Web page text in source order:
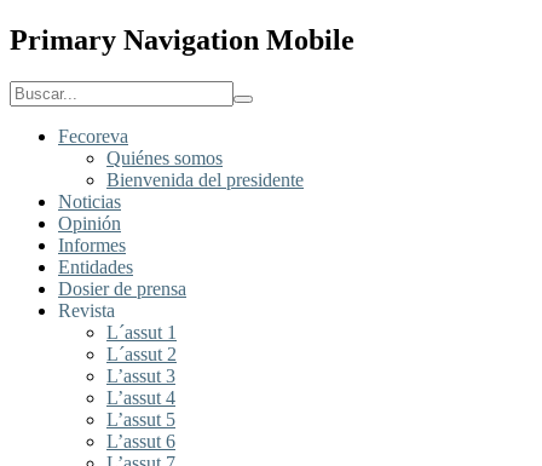
Primary Navigation Mobile
Fecoreva
Quiénes somos
Bienvenida del presidente
Noticias
Opinión
Informes
Entidades
Dosier de prensa
Revista
L´assut 1
L´assut 2
L’assut 3
L’assut 4
L’assut 5
L’assut 6